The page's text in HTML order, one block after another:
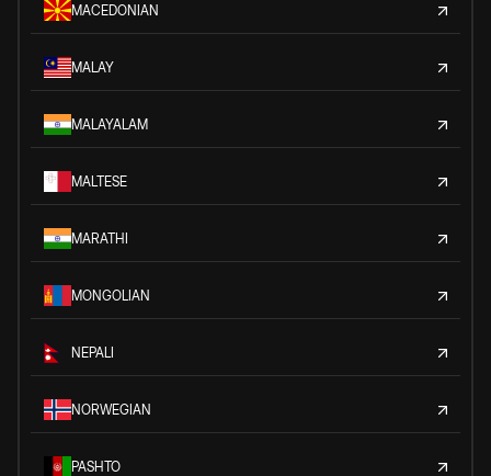
MACEDONIAN
MALAY
MALAYALAM
MALTESE
MARATHI
MONGOLIAN
NEPALI
NORWEGIAN
PASHTO